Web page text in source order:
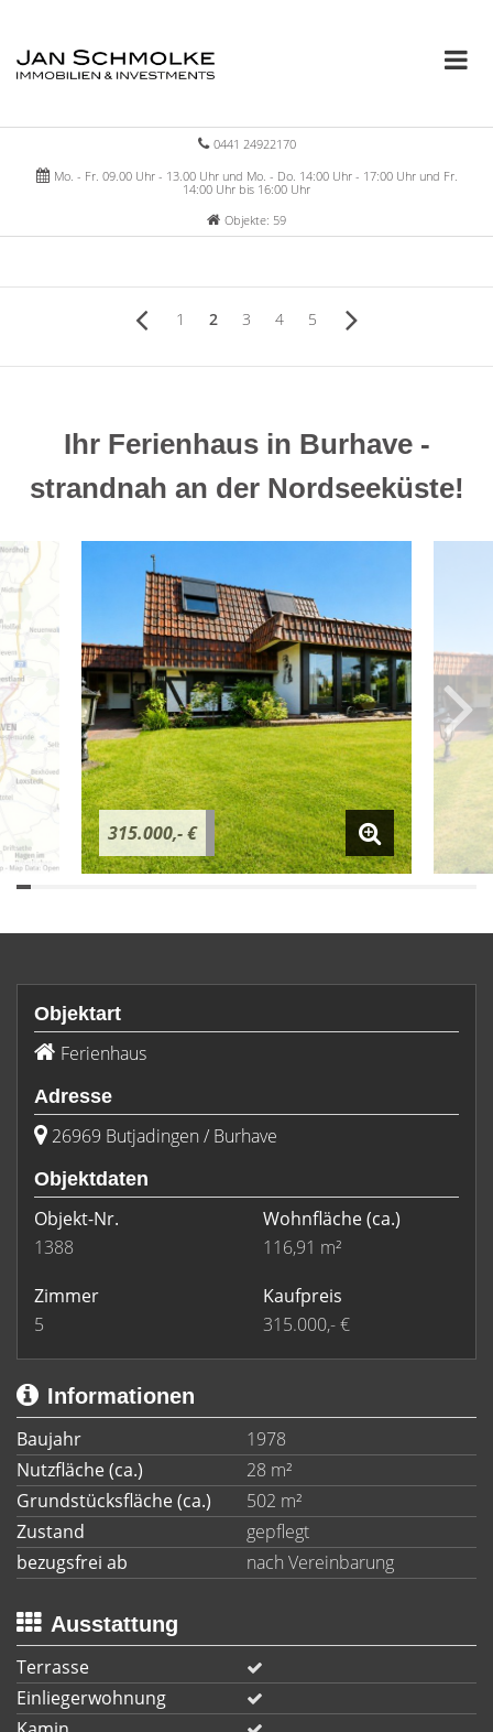
0441 24922170
Mo. - Fr. 09.00 Uhr - 13.00 Uhr und Mo. - Do. 14:00 Uhr - 17:00 Uhr und Fr.
14:00 Uhr bis 16:00 Uhr
Objekte: 59
1 2 3 4 5
Ihr Ferienhaus in Burhave -
strandnah an der Nordseeküste!
315.000,- €
Objektart
Ferienhaus
Adresse
26969 Butjadingen / Burhave
Objektdaten
Objekt-Nr.
1388
Wohnfläche(ca.)
116,91 m²
Zimmer
5
Kaufpreis
315.000,- €
Informationen
Baujahr
1978
Nutzfläche (ca.)
28 m²
Grundstücksfläche (ca.)
502 m²
Zustand
gepflegt
bezugsfrei ab
nach Vereinbarung
Ausstattung
Terrasse
Einliegerwohnung